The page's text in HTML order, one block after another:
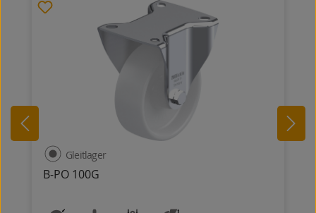
B-PO 100G
Gleitlager